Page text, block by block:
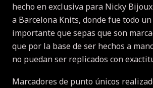
hecho en exclusiva para Nicky
a Barcelona Knits, donde fue todo un
importante que sepas que son
que por la base de ser hechos a
no puedan ser replicados con
Marcadores de punto únicos